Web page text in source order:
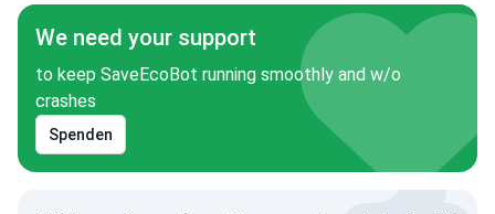
We need your support
to keep SaveEcoBot running smoothly and w/o
crashes
Spenden